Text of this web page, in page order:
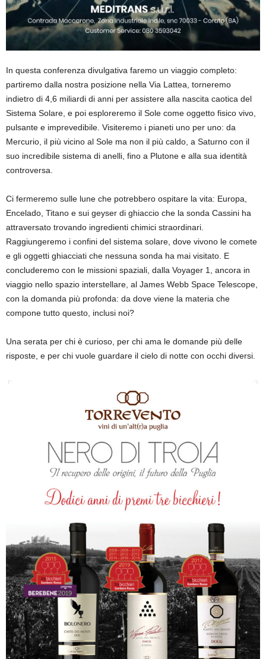
In questa conferenza divulgativa faremo un viaggio completo:
partiremo dalla nostra posizione nella Via Lattea, torneremo
indietro di 4,6 miliardi di anni per assistere alla nascita caotica del
Sistema Solare, e poi esploreremo il Sole come oggetto fisico vivo,
pulsante e imprevedibile. Visiteremo i pianeti uno per uno: da
Mercurio, il più vicino al Sole ma non il più caldo, a Saturno con il
suo incredibile sistema di anelli, fino a Plutone e alla sua identità
controversa.
Ci fermeremo sulle lune che potrebbero ospitare la vita: Europa,
Encelado, Titano e sui geyser di ghiaccio che la sonda Cassini ha
attraversato trovando ingredienti chimici straordinari.
Raggiungeremo i confini del sistema solare, dove vivono le comete
e gli oggetti ghiacciati che nessuna sonda ha mai visitato. E
concluderemo con le missioni spaziali, dalla Voyager 1, ancora in
viaggio nello spazio interstellare, al James Webb Space Telescope,
con la domanda più profonda: da dove viene la materia che
compone tutto questo, inclusi noi?
Una serata per chi è curioso, per chi ama le domande più delle
risposte, e per chi vuole guardare il cielo di notte con occhi diversi.